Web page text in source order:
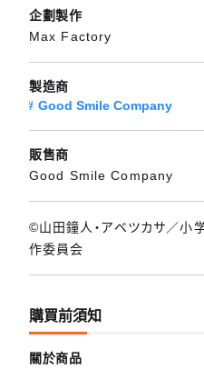
企劃製作
Max Factory
製造商
Good Smile Company
販售商
Good Smile Company
©山田鐘人・アベツカサ／小
作委員会
購買前須知
關於商品